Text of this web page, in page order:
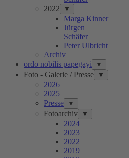
2022
▼
Marga Kinner
Jürgen
Schäfer
Peter Ulbricht
Archiv
ordo nobilis papegayi
▼
Foto - Galerie / Presse ▼
2026
2025
Presse
▼
Fotoarchiv ▼
2024
2023
2022
2019